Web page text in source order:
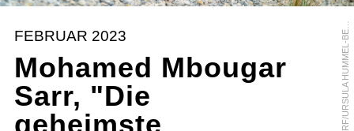
O
R
F
/
U
R
S
U
L
A
H
U
M
M
E
L
-
B
E
R
G
E
R
FEBRUAR 2023
Mohamed Mbougar
Sarr, "Die
geheimste